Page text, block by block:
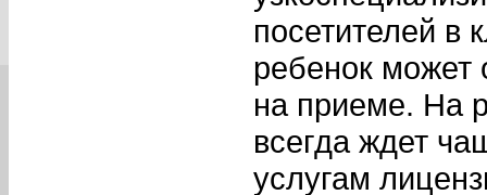
посетителей в
ребенок может
на приеме. На
всегда ждет
услугам